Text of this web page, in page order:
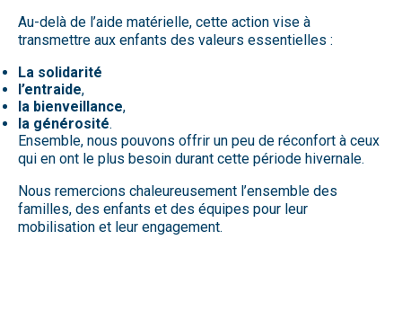
Au-delà de l’aide matérielle, cette action vise à
transmettre aux enfants des valeurs essentielles :
La solidarité
l’entraide,
la bienveillance,
la générosité.
Ensemble, nous pouvons offrir un peu de réconfort à ceux
qui en ont le plus besoin durant cette période hivernale.
Nous remercions chaleureusement l’ensemble des
familles, des enfants et des équipes pour leur
mobilisation et leur engagement.